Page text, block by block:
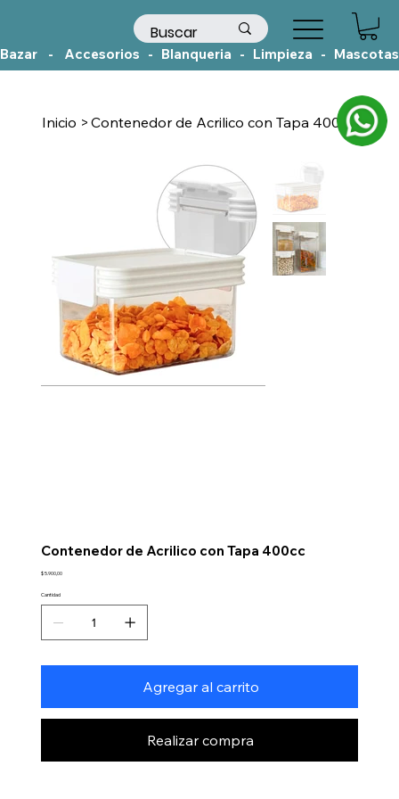
Bazar    -    Accesorios   -   Blanqueria   -   Limpieza   -
Inicio > Contenedor de Acrilico con Tapa 400cc
Contenedor de Acrilico con Tapa 400cc
Precio
$ 5.900,00
Cantidad
Agregar al carrito
Realizar compra